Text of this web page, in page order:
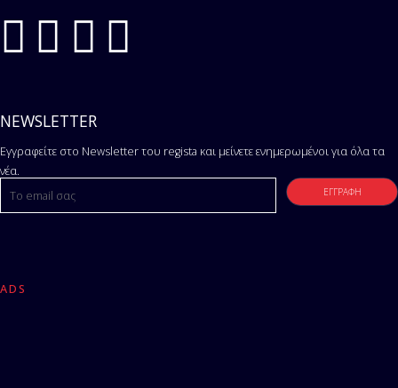
NEWSLETTER
Εγγραφείτε στο Newsletter του regista και μείνετε ενημερωμένοι για όλα τα
νέα.
ADS